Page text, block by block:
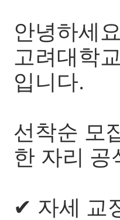
안녕하세
고려대학
입니다.
선착순 모
한 자리 공
✔ 자세 교